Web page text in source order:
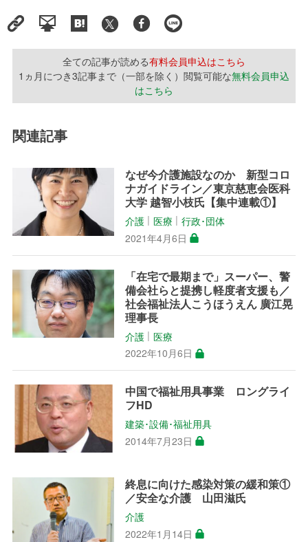
全ての記事が読める有料会員申込はこちら
1ヵ月につき3記事まで（一部を除く）閲覧可能な無料会員申込
はこちら
関連記事
なぜ今介護施設なのか 新型コロ
ナガイドライン／東京慈恵会医科
大学 越智小枝氏【集中連載①】
介護 │医療 │行政･団体
2021年4月6日
「在宅で最期まで」スーパー、警
備会社らと提携し軽度者支援も／
社会福祉法人こうほうえん 廣江晃
理事長
介護 │医療
2022年10月6日
中国で福祉用具事業 ロングライ
フHD
建築･設備･福祉用具
2014年7月23日
終息に向けた感染対策の緩和策①
／安全な介護 山田滋氏
介護
2022年1月14日